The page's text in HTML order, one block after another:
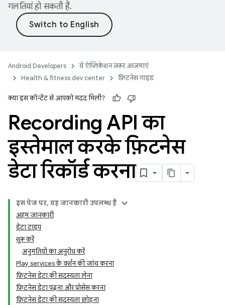
गलतियां हो सकती हैं.
Android Developers
ये ऐप्लिकेशन ज़रूर आज़माएं
Health & fitness dev center
फ़िटनेस गाइड
क्या इस कॉन्टेंट से आपको मदद मिली?
Recording API का
इस्तेमाल करके फ़िटनेस
डेटा रिकॉर्ड करना
इस पेज पर, यह जानकारी उपलब्ध है
अहम जानकारी
डेटा टाइप
शुरू करें
अनुमतियों का अनुरोध करें
Play services के वर्शन की जांच करना
फ़िटनेस डेटा की सदस्यता लेना
फ़िटनेस डेटा पढ़ना और प्रोसेस करना
फ़िटनेस डेटा की सदस्यता छोड़ना